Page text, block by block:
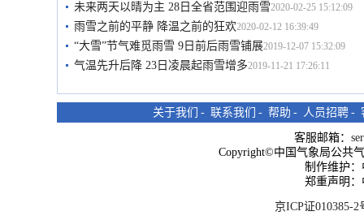
未来两天以晴为主 28日全省范围迎雨雪2020-02-25 15:12:09
雨雪之前的平静 降温之前的狂欢2020-02-12 16:39:49
“大雪”节气难觅雨雪 9日前后雨雪铺展2019-12-07 15:32:09
气温先升后降 23日凌晨起雨雪增多2019-11-21 17:26:11
关于我们 - 联系我们 - 帮助 - 人员招聘 -
客服邮箱：
Copyright©中国气象局公共
制作维护
郑重声明
京ICP证010385-2